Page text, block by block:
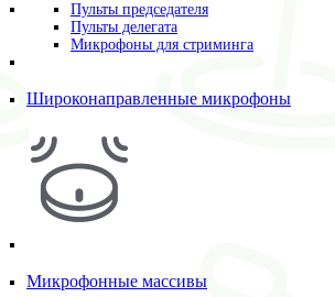
Пульты председателя
Пульты делегата
Микрофоны для стриминга
Широконаправленные микрофоны
Микрофонные массивы